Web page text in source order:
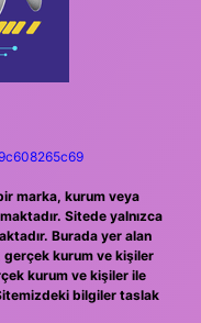
marka, kurum veya
Sitede yalnızca
Burada yer alan
kurum ve kişiler
kurum ve kişiler ile
bilgiler taslak